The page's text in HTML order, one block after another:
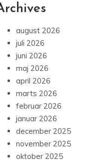
august 2026
juli 2026
juni 2026
maj 2026
april 2026
marts 2026
februar 2026
januar 2026
december 2025
november 2025
oktober 2025